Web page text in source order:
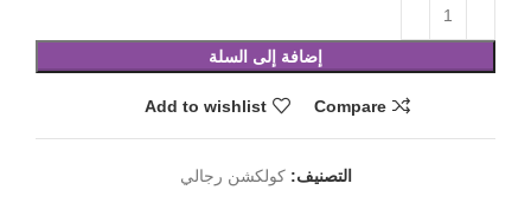
إضافة إلى السلة
Compare
Add to wishlist
التصنيف: كولكشن رجالي